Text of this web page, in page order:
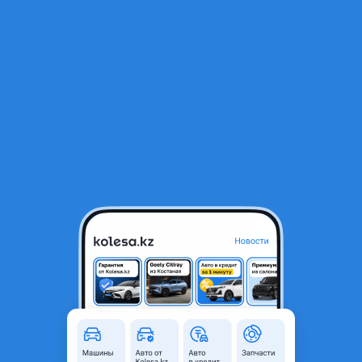
Амортизатор TOKICO JAPAN.SUBARU FORESTER
Алматы, Алматинская